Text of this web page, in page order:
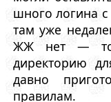
шного логина
там уже
ЖЖ нет —
директорию
давно
правилам.